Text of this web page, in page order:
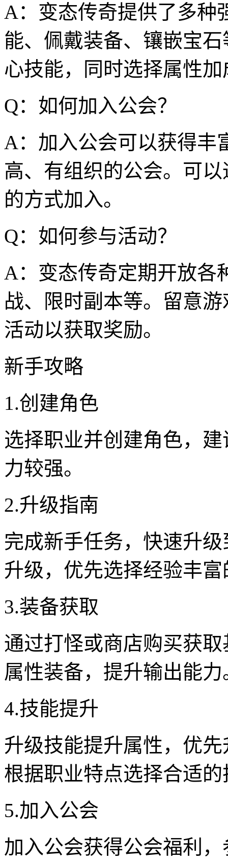
A：变态传奇提供了多种
能、佩戴装备、镶嵌宝
心技能，同时选择属性
Q：如何加入公会？
A：加入公会可以获得丰
高、有组织的公会。可
的方式加入。
Q：如何参与活动？
A：变态传奇定期开放各
战、限时副本等。留意
活动以获取奖励。
新手攻略
1.创建角色
选择职业并创建角色，
力较强。
2.升级指南
完成新手任务，快速升
升级，优先选择经验丰
3.装备获取
通过打怪或商店购买获
属性装备，提升输出能力
4.技能提升
升级技能提升属性，优
根据职业特点选择合适
5.加入公会
加入公会获得公会福利